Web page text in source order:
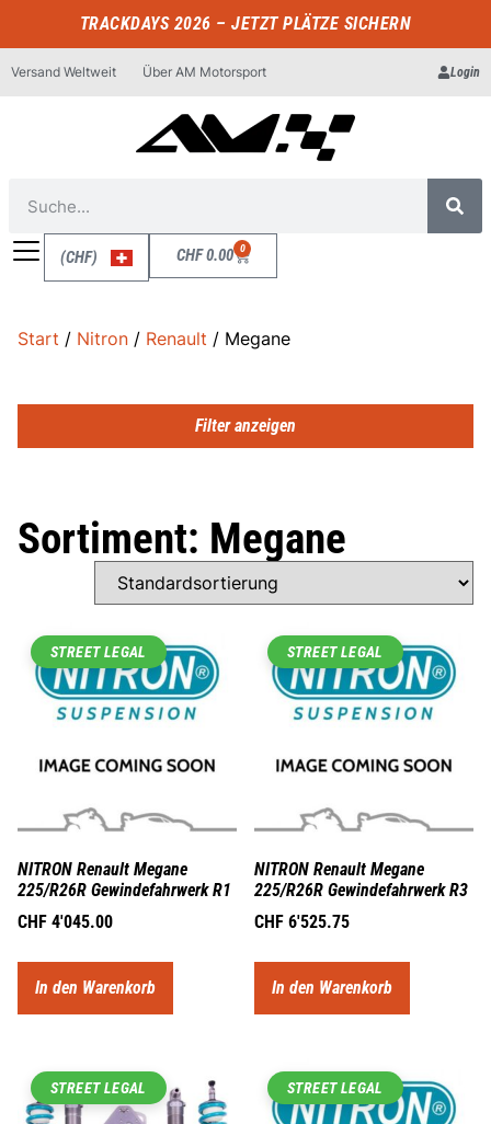
TRACKDAYS 2026 – JETZT PLÄTZE SICHERN
Versand Weltweit Über AM Motorsport Login
(CHF) CHF0.00 0
Start / Nitron / Renault / Megane
Filter anzeigen
Sortiment: Megane
STREET LEGAL
NITRON Renault Megane
225/R26R Gewindefahrwerk R1
CHF 4'045.00
In den Warenkorb
STREET LEGAL
NITRON Renault Megane
225/R26R Gewindefahrwerk R3
CHF 6'525.75
In den Warenkorb
STREET LEGAL STREET LEGAL